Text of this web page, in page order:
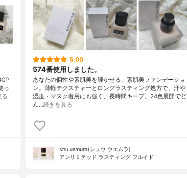
っ
る
5.00
574番使用しました。
あなたの個性や素肌美を輝かせる、素肌美ファンデーショ
ン。薄軽テクスチャーとロングラスティング処方で、汗や
湿度・マスク着用にも強く、長時間キープ。24色展開でど
ん…続きを見る
shu uemura(シュウ ウエムラ)
アンリミテッド ラスティング フルイド